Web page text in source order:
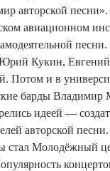
авторской песни».
авиационном
Кукин,
Потом и в
барды Владимир
идеей —
авторской
стал Молодёжный